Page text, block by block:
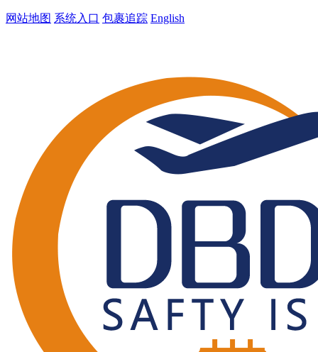
网站地图 系统入口 包裹追踪 English